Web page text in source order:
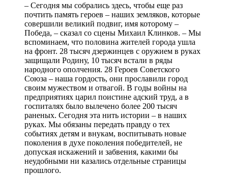
– Сегодня мы собрались здесь, чтобы еще раз
почтить память героев – наших земляков, которые
совершили великий подвиг, имя которому –
Победа, – сказал со сцены Михаил Клинков. – Мы
вспоминаем, что половина жителей города ушла
на фронт. 28 тысяч дзержинцев с оружием в руках
защищали Родину, 10 тысяч встали в ряды
народного ополчения. 28 Героев Советского
Союза – наша гордость, они прославили город
своим мужеством и отвагой. В годы войны на
предприятиях царил поистине адский труд, а в
госпиталях было вылечено более 200 тысяч
раненых. Сегодня эта нить истории – в наших
руках. Мы обязаны передать правду о тех
событиях детям и внукам, воспитывать новые
поколения в духе поколения победителей, не
допуская искажений и забвения, какими бы
неудобными ни казались отдельные страницы
прошлого.